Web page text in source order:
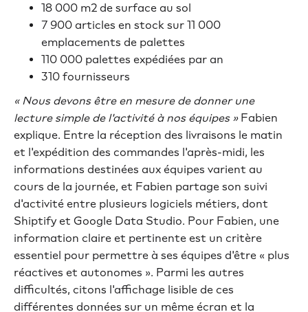
18 000 m2 de surface au sol
7 900 articles en stock sur 11 000
emplacements de palettes
110 000 palettes expédiées par an
310 fournisseurs
« Nous devons être en mesure de donner une
lecture simple de l'activité à nos équipes » Fabien
explique. Entre la réception des livraisons le matin
et l'expédition des commandes l'après-midi, les
informations destinées aux équipes varient au
cours de la journée, et Fabien partage son suivi
d'activité entre plusieurs logiciels métiers, dont
Shiptify et Google Data Studio. Pour Fabien, une
information claire et pertinente est un critère
essentiel pour permettre à ses équipes d'être « plus
réactives et autonomes ». Parmi les autres
difficultés, citons l'affichage lisible de ces
différentes données sur un même écran et la